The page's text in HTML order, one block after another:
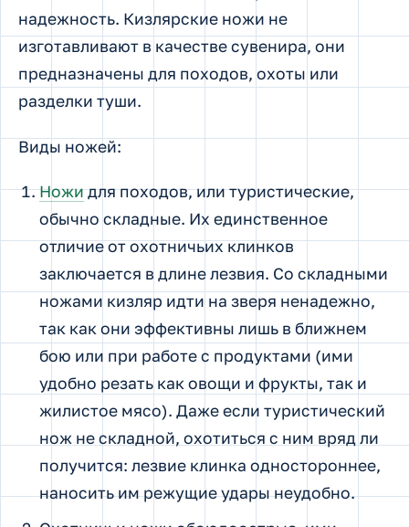
надежность. Кизлярские ножи не
изготавливают в качестве сувенира, они
предназначены для походов, охоты или
разделки туши.
Виды ножей:
Ножидля походов, или туристические,
обычно складные. Их единственное
отличие от охотничьих клинков
заключается в длине лезвия. Со складными
ножами кизляр идти на зверя ненадежно,
так как они эффективны лишь в ближнем
бою или при работе с продуктами (ими
удобно резать как овощи и фрукты, так и
жилистое мясо). Даже если туристический
нож не складной, охотиться с ним вряд ли
получится: лезвие клинка одностороннее,
наносить им режущие удары неудобно.